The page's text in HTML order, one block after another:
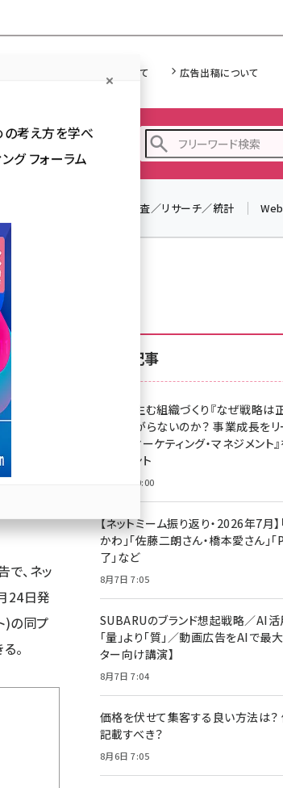
Web担について 広告出稿について
イベント から探す
z世代 (1623)
meo (1277)
llmo (1166)
調査／リサーチ／統計
が
、ネッ
24日発
)の同プ
。
新着記事
成果を生む組織づくり『なぜ戦略は
果があがらないのか？ 事業成長を
ジタルマーケティング・マネジメント
プレゼント
8月7日 10:00
【ネットミーム振り返り・2026年7月
かわ」「佐藤二朗さん・橋本愛さん」
了」など
8月7日 7:05
SUBARUのブランド想起戦略／AI
「量」より「質」／動画広告をAIで最
ター向け講演】
8月7日 7:04
価格を伏せて集客する良い方法は
記載すべき？
8月6日 7:05
の考え方を学べ
グ フォーラム